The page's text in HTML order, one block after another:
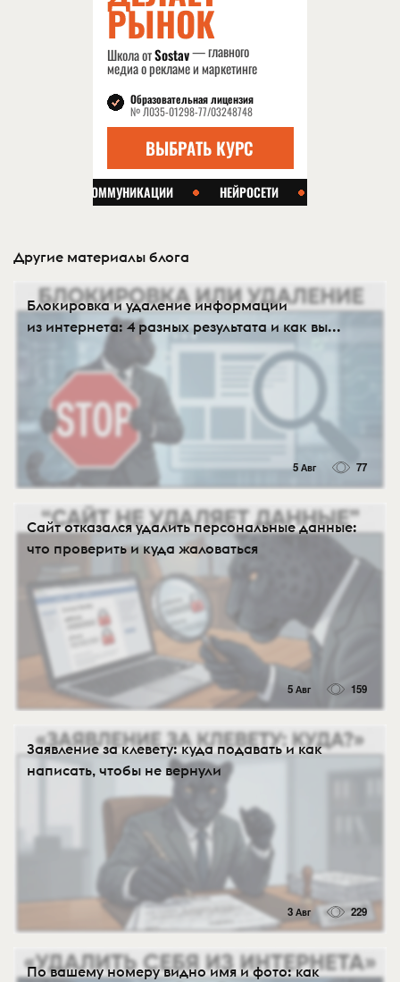
Другие материалы блога
Блокировка и удаление информации
из интернета: 4 разных результата и как вы...
5 Авг 77
Сайт отказался удалить персональные данные:
что проверить и куда жаловаться
5 Авг 159
Заявление за клевету: куда подавать и как
написать, чтобы не вернули
3 Авг 229
По вашему номеру видно имя и фото: как